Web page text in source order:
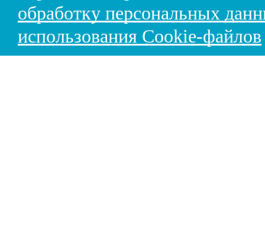
обработку персональных
использования Cookie-файлов